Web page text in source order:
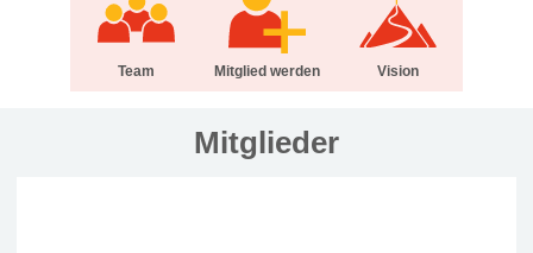
Team Mitglied werden Vision
Mitglieder